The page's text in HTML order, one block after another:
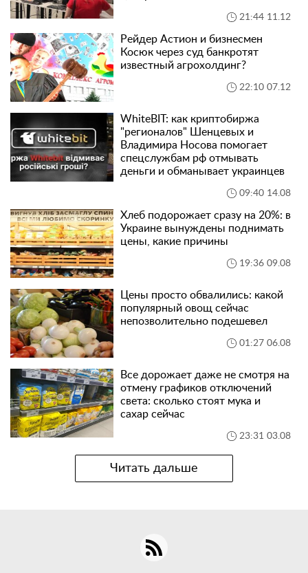
21:44 11.12
Рейдер Астион и бизнесмен
Косюк через суд банкротят
известный агрохолдинг?
22:10 07.12
WhiteBIT: как криптобиржа
"регионалов" Шенцевых и
Владимира Носова помогает
спецслужбам рф отмывать
деньги и обманывает украинцев
09:40 14.08
Хлеб подорожает сразу на 20%: в
Украине вынуждены поднимать
цены, какие причины
19:36 09.08
Цены просто обвалились: какой
популярный овощ сейчас
непозволительно подешевел
01:27 06.08
Все дорожает даже не смотря на
отмену графиков отключений
света: сколько стоят мука и
сахар сейчас
23:31 03.08
Читать дальше